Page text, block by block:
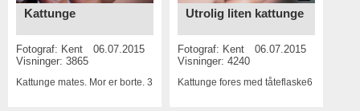
Kattunge
Fotograf: Kent
06.07.2015
Visninger: 3865
Kattunge mates. Mor er borte. 3 MP
Utrolig liten kattunge
Fotograf: Kent
06.07.2015
Visninger: 4240
Kattunge fores med tåteflaske6 MP